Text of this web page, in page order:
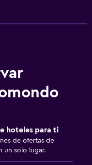
hoteles para ti
de ofertas de
un solo lugar.